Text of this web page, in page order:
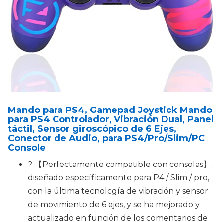
Mando para PS4, Gamepad Joystick Mando
para PS4 Controlador, Vibración Dual, Panel
táctil, Sensor giroscópico de 6 Ejes,
Conector de Audio, para PS4/Pro/Slim/PC
Console
? 【Perfectamente compatible con consolas】:
diseñado específicamente para P4 / Slim / pro,
con la última tecnología de vibración y sensor
de movimiento de 6 ejes, y se ha mejorado y
actualizado en función de los comentarios de